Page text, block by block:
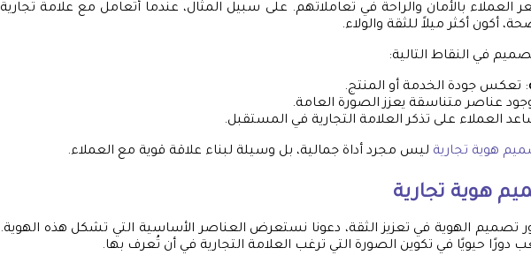
العملاء بالأمان والراحة في تعاملاتهم. على سبيل المثال، عندما أتعامل مع علامة تجارية
أكون أكثر ميلاً للثقة والولاء.
في النقاط التالية:
: تعكس جودة الخدمة أو المنتج.
عناصر متناسقة يعزز الصورة العامة.
العملاء على تذكر العلامة التجارية في المستقبل.
هوية تجارية ليس مجرد أداة جمالية، بل وسيلة لبناء علاقة قوية مع العملاء.
هوية تجارية
تصميم الهوية في تعزيز الثقة، دعونا نستعرض العناصر الأساسية التي تشكل هذه الهوية.
دورًا حيويًا في تكوين الصورة التي ترغب العلامة التجارية في أن تُعرف بها.